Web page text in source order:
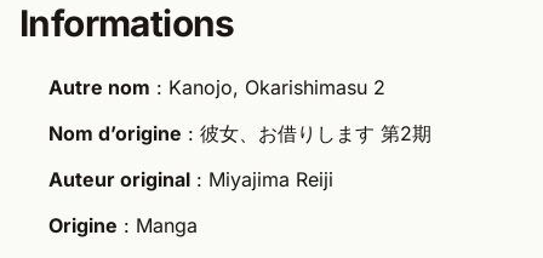
Informations
Autre nom : Kanojo, Okarishimasu 2
Nom d’origine : 彼女、お借りします 第2期
Auteur original : Miyajima Reiji
Origine : Manga